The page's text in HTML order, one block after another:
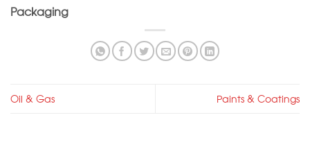
Packaging
Oil & Gas Paints & Coatings